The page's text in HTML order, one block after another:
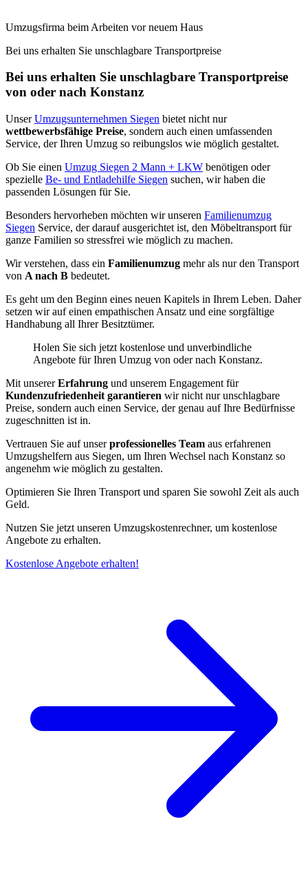
Umzugsfirma beim Arbeiten vor neuem Haus
Bei uns erhalten Sie unschlagbare Transportpreise
Bei uns erhalten Sie unschlagbare Transportpreise
von oder nach Konstanz
UnserUmzugsunternehmen Siegen bietet nicht nur
wettbewerbsfähige Preise, sondern auch einen umfassenden
Service, der Ihren Umzug so reibungslos wie möglich gestaltet.
Ob Sie einen Umzug Siegen 2 Mann + LKW benötigen oder
spezielle Be- und Entladehilfe Siegen suchen, wir haben die
passenden Lösungen für Sie.
Besonders hervorheben möchten wir unseren Familienumzug
Siegen Service, der darauf ausgerichtet ist, den Möbeltransport für
ganze Familien so stressfrei wie möglich zu machen.
Wir verstehen, dass ein Familienumzug mehr als nur den Transport
von A nach B bedeutet.
Es geht um den Beginn eines neuen Kapitels in Ihrem Leben. Daher
setzen wir auf einen empathischen Ansatz und eine sorgfältige
Handhabung all Ihrer Besitztümer.
Holen Sie sich jetzt kostenlose und unverbindliche
Angebote für Ihren Umzug von oder nach Konstanz.
Mit unsererErfahrung und unserem Engagement für
Kundenzufriedenheit garantieren wir nicht nur unschlagbare
Preise, sondern auch einen Service, der genau auf Ihre Bedürfnisse
zugeschnitten ist in.
Vertrauen Sie auf unserprofessionelles Team aus erfahrenen
Umzugshelfern aus Siegen, um Ihren Wechsel nach Konstanz so
angenehm wie möglich zu gestalten.
Optimieren Sie Ihren Transport und sparen Sie sowohl Zeit als auch
Geld.
Nutzen Sie jetzt unseren Umzugskostenrechner, um kostenlose
Angebote zu erhalten.
Kostenlose Angebote erhalten!